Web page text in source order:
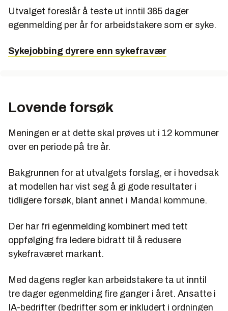
Utvalget foreslår å teste ut inntil 365 dager
egenmelding per år for arbeidstakere som er syke.
Sykejobbing dyrere enn sykefravær
Lovende forsøk
Meningen er at dette skal prøves ut i 12 kommuner
over en periode på tre år.
Bakgrunnen for at utvalgets forslag, er i hovedsak
at modellen har vist seg å gi gode resultater i
tidligere forsøk, blant annet i Mandal kommune.
Der har fri egenmelding kombinert med tett
oppfølging fra ledere bidratt til å redusere
sykefraværet markant.
Med dagens regler kan arbeidstakere ta ut inntil
tre dager egenmelding fire ganger i året. Ansatte i
IA-bedrifter (bedrifter som er inkludert i ordningen